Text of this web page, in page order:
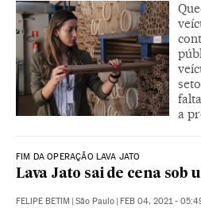
a
FIM DA OPERAÇÃO LAVA JATO
Lava Jato sai de cena sob
FELIPE BETIM | São Paulo | FEB 04, 2021 -